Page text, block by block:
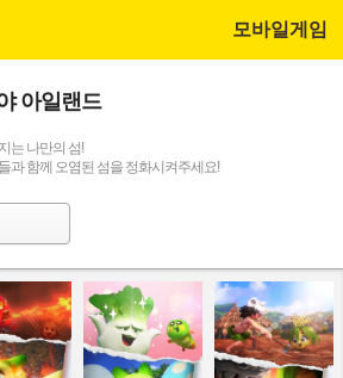
모바일게임
아일랜드
는 나만의 섬!
과 함께 오염된 섬을 정화시켜주세요!